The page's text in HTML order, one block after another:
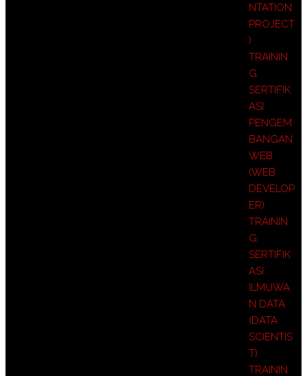
NTATION
PROJECT
)
TRAININ
G
SERTIFIK
ASI
PENGEM
BANGAN
WEB
(WEB
DEVELOP
ER)
TRAININ
G
SERTIFIK
ASI
ILMUWA
N DATA
(DATA
SCIENTIS
T)
TRAININ